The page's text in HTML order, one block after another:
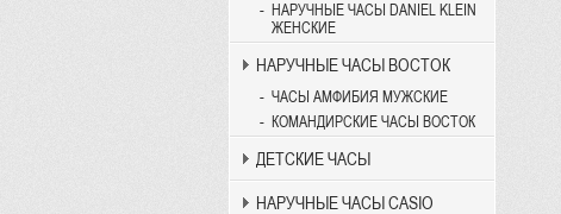
НАРУЧНЫЕ ЧАСЫ DANIEL KLEIN
ЖЕНСКИЕ
НАРУЧНЫЕ ЧАСЫ ВОСТОК
ЧАСЫ АМФИБИЯ МУЖСКИЕ
КОМАНДИРСКИЕ ЧАСЫ ВОСТОК
ДЕТСКИЕ ЧАСЫ
НАРУЧНЫЕ ЧАСЫ CASIO